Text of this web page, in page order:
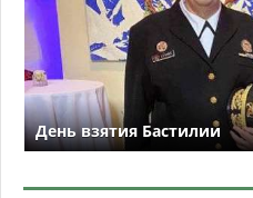
День взятия Бастилии